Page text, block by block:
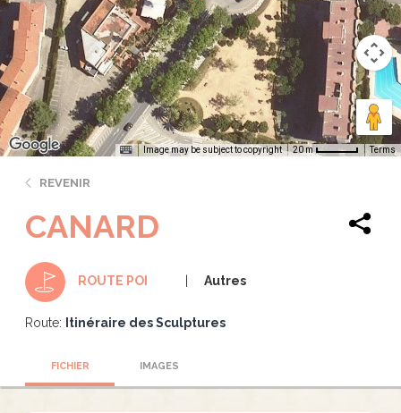
Image may be subject to copyright 20 m Terms
REVENIR
CANARD
ROUTE POI Autres
Route: Itinéraire des Sculptures
FICHIER IMAGES